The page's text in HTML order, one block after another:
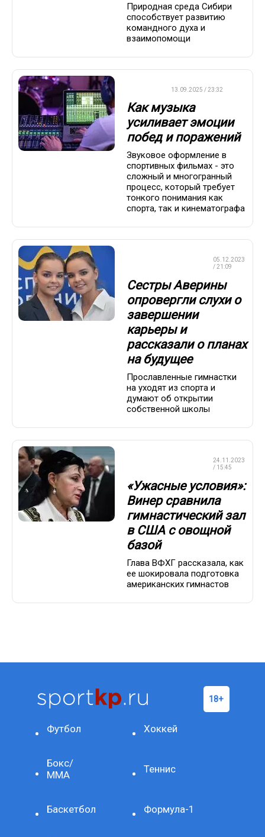
Природная среда Сибири
способствует развитию
командного духа и
взаимопомощи
13.09.2025 / 23:32
Как музыка
усиливает эмоции
побед и поражений
Звуковое оформление в
спортивных фильмах - это
сложный и многогранный
процесс, который требует
тонкого понимания как
спорта, так и кинематографа
05.12.2023
/ 21:09
Сестры Аверины
опровергли слухи о
завершении
карьеры и
рассказали о планах
на будущее
Прославленные гимнастки
на уходят из спорта и
думают об открытии
собственной школы
24.11.2023
/ 15:45
«Ужасные условия»:
Винер сравнила
гимнастический зал
в США с овощной
базой
Глава ВФХГ рассказала, как
ее шокировала подготовка
американских гимнастов
Футбол Хоккей
Бокс/
ММА
Теннис
Баскетбол Формула-1